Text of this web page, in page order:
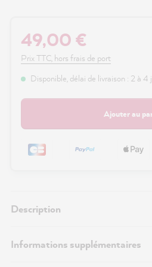
49,00 €
Prix TTC, hors frais de port
Disponible, délai de livraison : 2 à 4
Ajouter au
Description
Informations supplémentaires